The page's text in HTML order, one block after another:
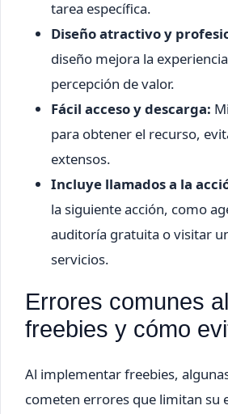
tarea específica.
Diseño atractivo y
diseño mejora la
percepción de valor.
Fácil acceso y descarga:
para obtener el recurso,
extensos.
Incluye llamados a la
la siguiente acción, como
auditoría gratuita o visitar
servicios.
Errores comunes
freebies y cómo
Al implementar freebies,
cometen errores que limitan su